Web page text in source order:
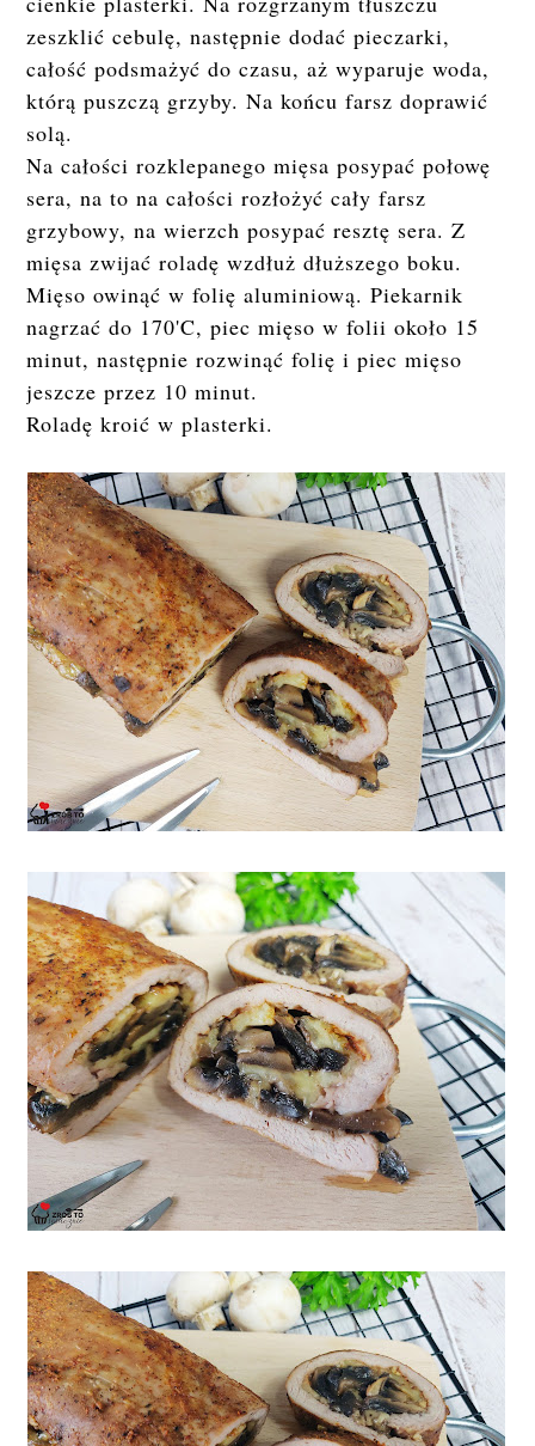
zeszklić cebulę, następnie dodać pieczarki,
całość podsmażyć do czasu, aż wyparuje woda,
którą puszczą grzyby. Na końcu farsz doprawić
solą.
Na całości rozklepanego mięsa posypać połowę
sera, na to na całości rozłożyć cały farsz
grzybowy, na wierzch posypać resztę sera. Z
mięsa zwijać roladę wzdłuż dłuższego boku.
Mięso owinąć w folię aluminiową. Piekarnik
nagrzać do 170'C, piec mięso w folii około 15
minut, następnie rozwinąć folię i piec mięso
jeszcze przez 10 minut.
Roladę kroić w plasterki.